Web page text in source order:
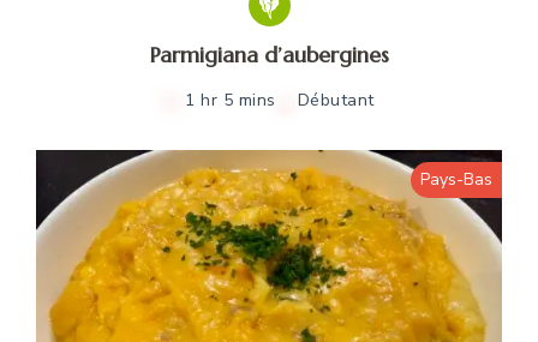
Parmigiana d’aubergines
1 hr 5 mins Débutant
Pays-Bas